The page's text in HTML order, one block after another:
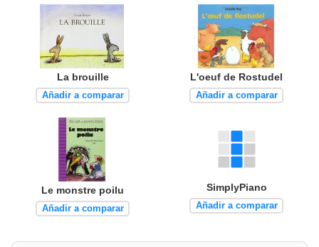
La brouille
Añadir a comparar
L'oeuf de Rostudel
Añadir a comparar
Le monstre poilu
Añadir a comparar
SimplyPiano
Añadir a comparar